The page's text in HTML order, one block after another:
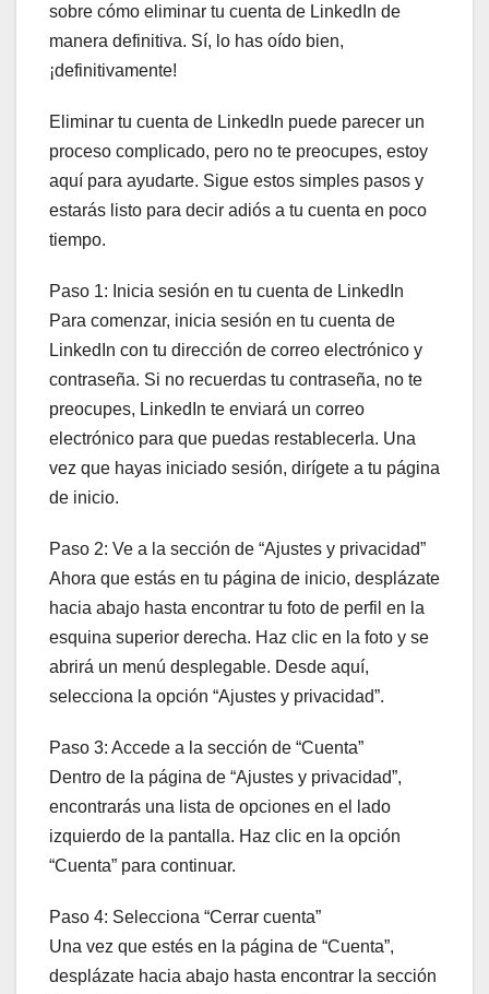
sobre cómo eliminar tu cuenta de LinkedIn de
manera definitiva. Sí, lo has oído bien,
¡definitivamente!
Eliminar tu cuenta de LinkedIn puede parecer un
proceso complicado, pero no te preocupes, estoy
aquí para ayudarte. Sigue estos simples pasos y
estarás listo para decir adiós a tu cuenta en poco
tiempo.
Paso 1: Inicia sesión en tu cuenta de LinkedIn
Para comenzar, inicia sesión en tu cuenta de
LinkedIn con tu dirección de correo electrónico y
contraseña. Si no recuerdas tu contraseña, no te
preocupes, LinkedIn te enviará un correo
electrónico para que puedas restablecerla. Una
vez que hayas iniciado sesión, dirígete a tu página
de inicio.
Paso 2: Ve a la sección de “Ajustes y privacidad”
Ahora que estás en tu página de inicio, desplázate
hacia abajo hasta encontrar tu foto de perfil en la
esquina superior derecha. Haz clic en la foto y se
abrirá un menú desplegable. Desde aquí,
selecciona la opción “Ajustes y privacidad”.
Paso 3: Accede a la sección de “Cuenta”
Dentro de la página de “Ajustes y privacidad”,
encontrarás una lista de opciones en el lado
izquierdo de la pantalla. Haz clic en la opción
“Cuenta” para continuar.
Paso 4: Selecciona “Cerrar cuenta”
Una vez que estés en la página de “Cuenta”,
desplázate hacia abajo hasta encontrar la sección